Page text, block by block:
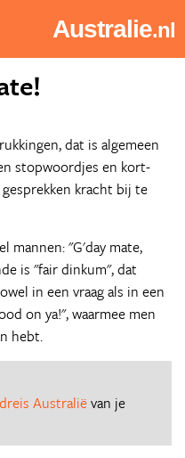
Australie.nl
dat is algemeen
stopwoordjes en kort-
kracht bij te
mannen: "G'day mate,
is "fair dinkum", dat
in een vraag als in een
on ya!", waarmee men
hebt.
Australiëvan je